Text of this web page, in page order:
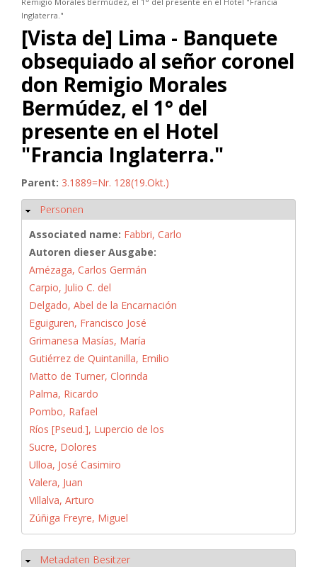
Inglaterra."
[Vista de] Lima - Banquete
obsequiado al señor coronel
don Remigio Morales
Bermúdez, el 1° del
presente en el Hotel
"Francia Inglaterra."
Parent: 3.1889=Nr. 128(19.Okt.)
Hide
Personen
Associated name: Fabbri, Carlo
Autoren dieser Ausgabe:
Amézaga, Carlos Germán
Carpio, Julio C. del
Delgado, Abel de la Encarnación
Eguiguren, Francisco José
Grimanesa Masías, María
Gutiérrez de Quintanilla, Emilio
Matto de Turner, Clorinda
Palma, Ricardo
Pombo, Rafael
Ríos [Pseud.], Lupercio de los
Sucre, Dolores
Ulloa, José Casimiro
Valera, Juan
Villalva, Arturo
Zúñiga Freyre, Miguel
Hide
Metadaten Besitzer